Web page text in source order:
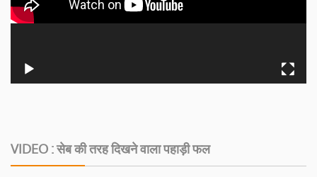
VIDEO : सेब की तरह दिखने वाला पहाड़ी फल